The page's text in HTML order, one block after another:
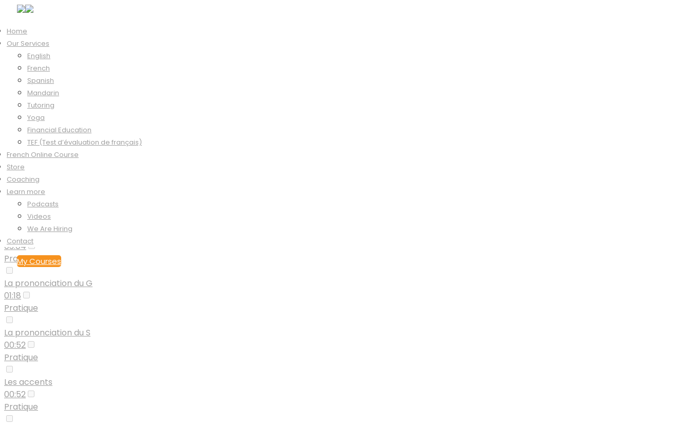
Home
Our Services
English
French
Spanish
Mandarin
Tutoring
Yoga
Financial Education
TEF (Test d’évaluation de français)
French Online Course
Store
Coaching
Learn more
Podcasts
Videos
We Are Hiring
Contact
My Courses
Course Content
Introduction
0/20
Bienvenue
00:47
Pratique
Conseils
01:27
Pratique
L’alphabet
02:42
Pratique
La prononciation du C
03:04
Pratique
La prononciation du G
01:18
Pratique
La prononciation du S
00:52
Pratique
Les accents
00:52
Pratique